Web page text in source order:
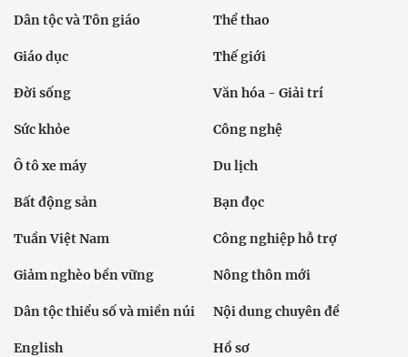
Dân tộc và Tôn giáo Thể thao
Giáo dục Thế giới
Đời sống Văn hóa - Giải trí
Sức khỏe Công nghệ
Ô tô xe máy Du lịch
Bất động sản Bạn đọc
Tuần Việt Nam Công nghiệp hỗ trợ
Giảm nghèo bền vững Nông thôn mới
Dân tộc thiểu số và miền núi Nội dung chuyên đề
English Hồ sơ